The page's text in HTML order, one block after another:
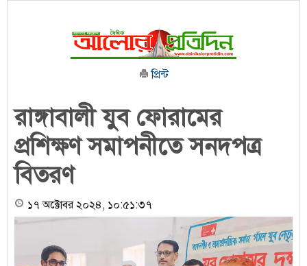
প্রিন্ট
রাঙ্গাবালী যুব ফোরামের
প্রশিক্ষণ সমাপনীতে সনদপত্র
বিতরণ
১৭ অক্টোবর ২০২৪, ১০:৫১:৩৭